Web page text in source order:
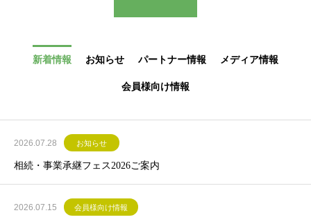
新着情報 お知らせ パートナー情報 メディア情報
会員様向け情報
2026.07.28 お知らせ
相続・事業承継フェス2026ご案内
2026.07.15 会員様向け情報